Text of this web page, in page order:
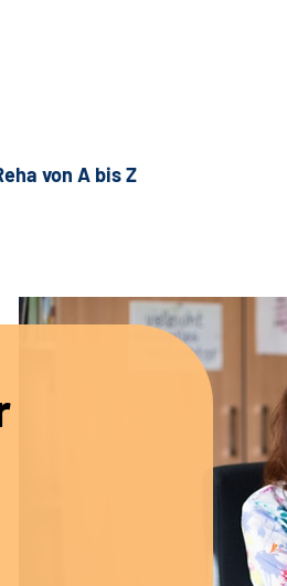
von A bis Z